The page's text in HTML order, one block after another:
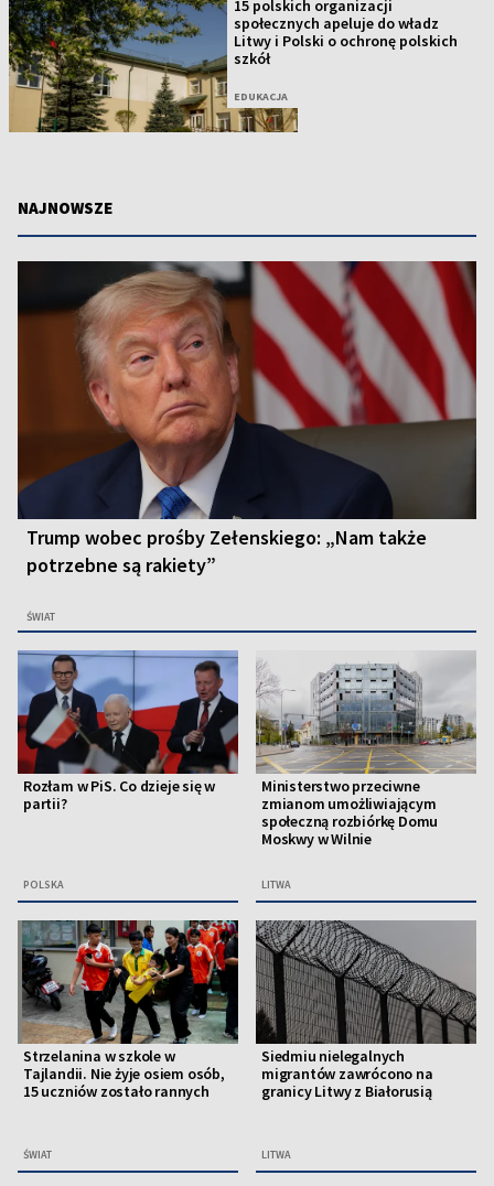
15 polskich organizacji
społecznych apeluje do władz
Litwy i Polski o ochronę polskich
szkół
EDUKACJA
NAJNOWSZE
Trump wobec prośby Zełenskiego: „Nam także
potrzebne są rakiety”
ŚWIAT
Rozłam w PiS. Co dzieje się w
partii?
POLSKA
Ministerstwo przeciwne
zmianom umożliwiającym
społeczną rozbiórkę Domu
Moskwy w Wilnie
LITWA
Strzelanina w szkole w
Tajlandii. Nie żyje osiem osób,
15 uczniów zostało rannych
ŚWIAT
Siedmiu nielegalnych
migrantów zawrócono na
granicy Litwy z Białorusią
LITWA